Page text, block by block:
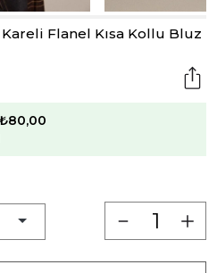
Flanel Kısa Kollu Bluz